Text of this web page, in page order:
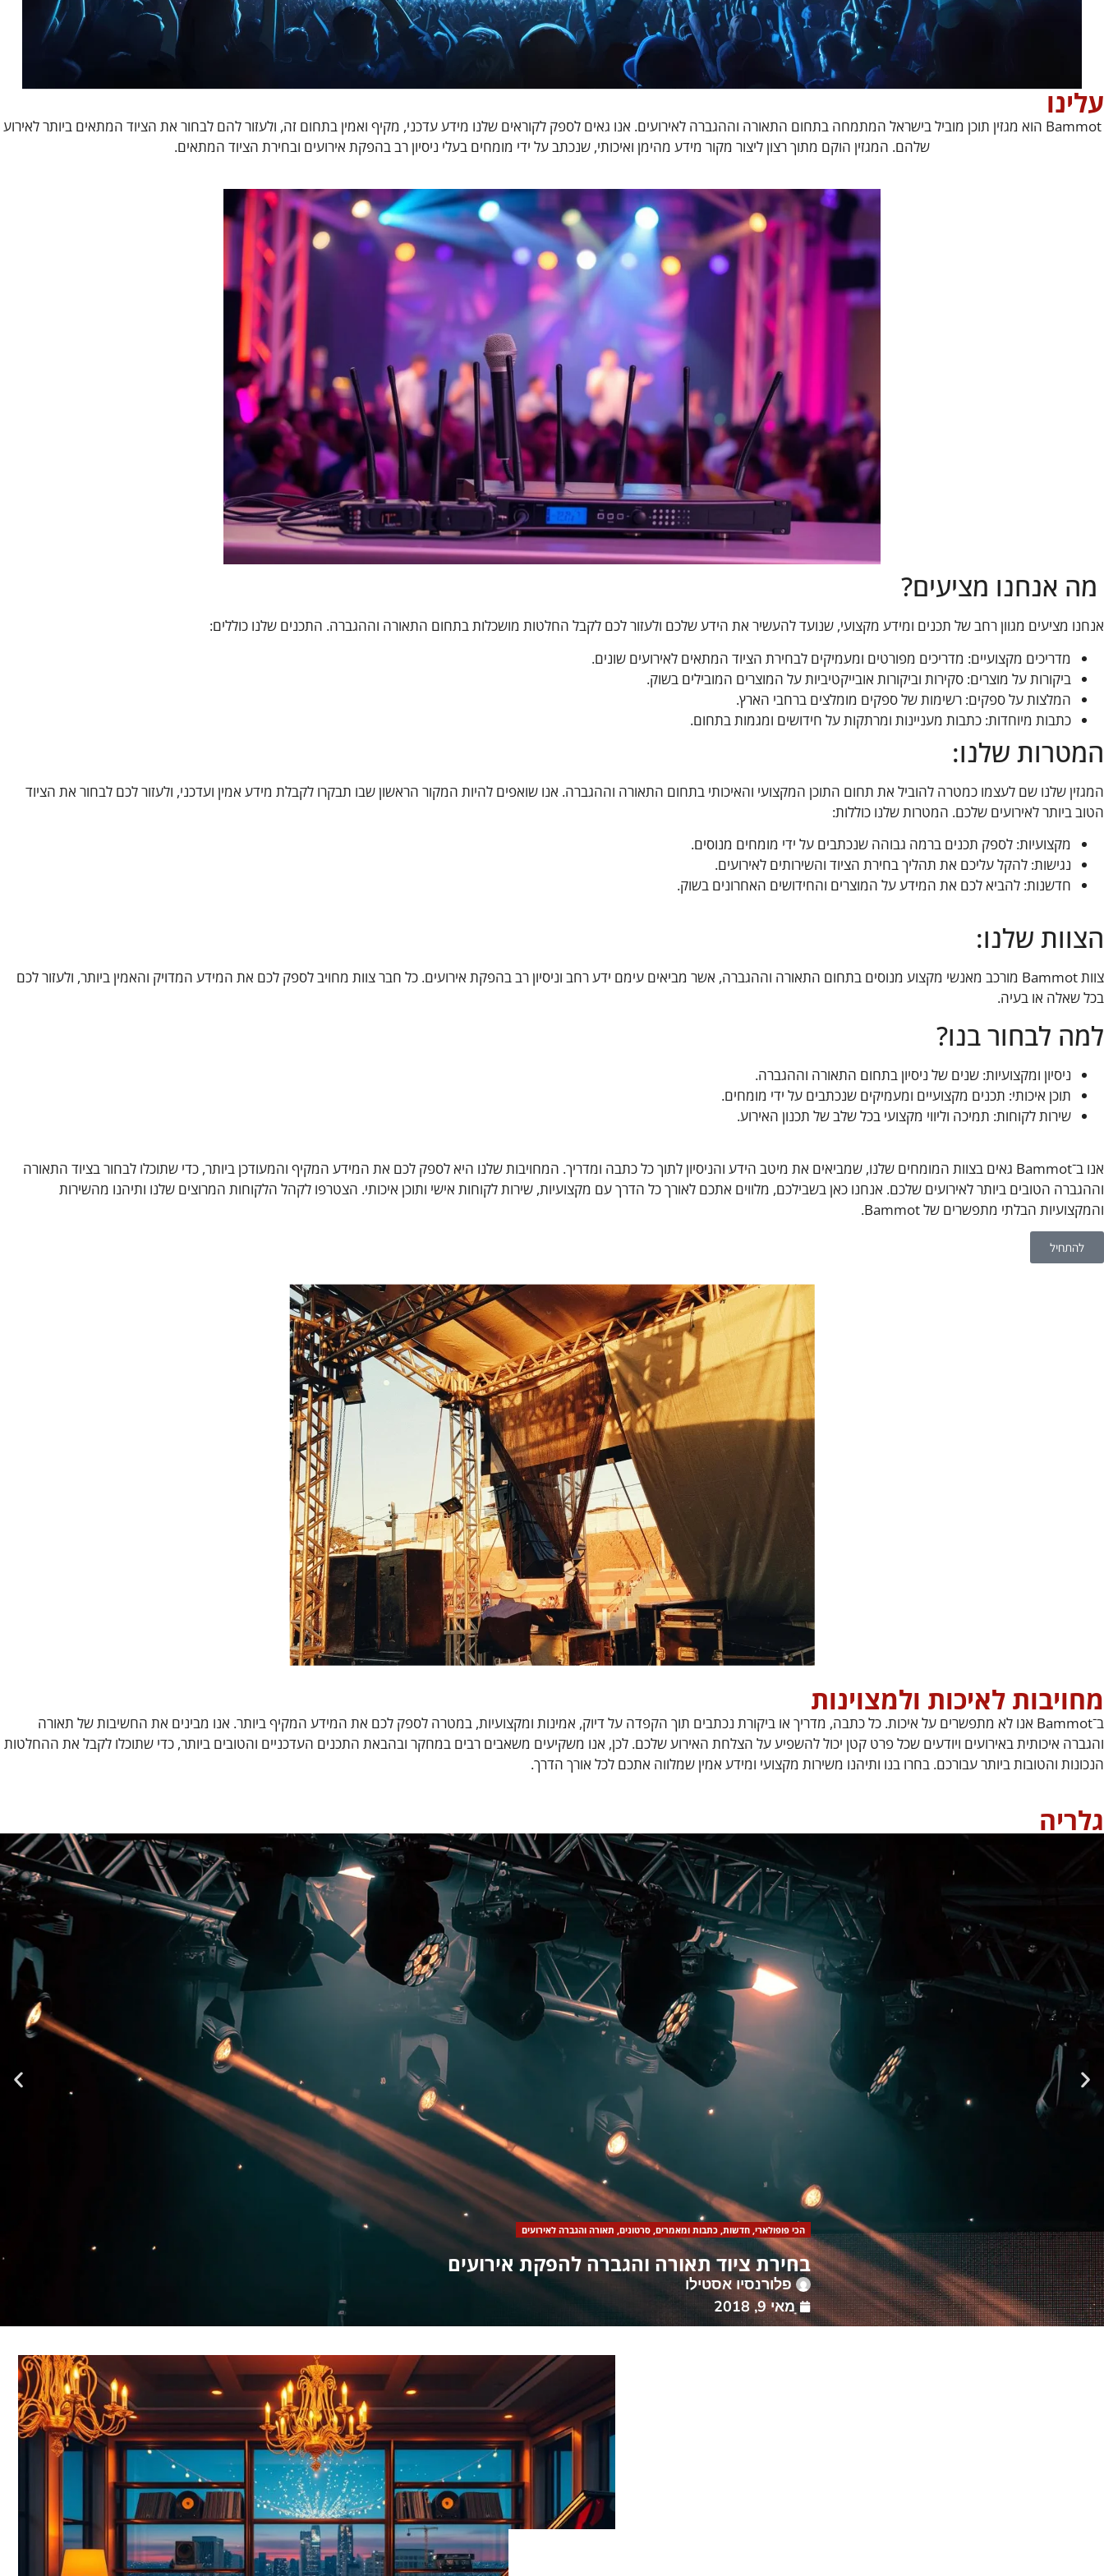
עלינו
Bammot הוא מגזין תוכן מוביל בישראל המתמחה בתחום התאורה וההגברה לאירועים. אנו גאים לספק לקוראים שלנו מידע עדכני, מקיף ואמין בתחום זה, ולעזור להם לבחור את הציוד המתאים ביותר לאירוע
שלהם. המגזין הוקם מתוך רצון ליצור מקור מידע מהימן ואיכותי, שנכתב על ידי מומחים בעלי ניסיון רב בהפקת אירועים ובחירת הציוד המתאים.
מה אנחנו מציעים?
אנחנו מציעים מגוון רחב של תכנים ומידע מקצועי, שנועד להעשיר את הידע שלכם ולעזור לכם לקבל החלטות מושכלות בתחום התאורה וההגברה. התכנים שלנו כוללים:
מדריכים מקצועיים: מדריכים מפורטים ומעמיקים לבחירת הציוד המתאים לאירועים שונים.
ביקורות על מוצרים: סקירות וביקורות אובייקטיביות על המוצרים המובילים בשוק.
המלצות על ספקים: רשימות של ספקים מומלצים ברחבי הארץ.
כתבות מיוחדות: כתבות מעניינות ומרתקות על חידושים ומגמות בתחום.
המטרות שלנו:
המגזין שלנו שם לעצמו כמטרה להוביל את תחום התוכן המקצועי והאיכותי בתחום התאורה וההגברה. אנו שואפים להיות המקור הראשון שבו תבקרו לקבלת מידע אמין ועדכני, ולעזור לכם לבחור את הציוד
הטוב ביותר לאירועים שלכם. המטרות שלנו כוללות:
מקצועיות: לספק תכנים ברמה גבוהה שנכתבים על ידי מומחים מנוסים.
נגישות: להקל עליכם את תהליך בחירת הציוד והשירותים לאירועים.
חדשנות: להביא לכם את המידע על המוצרים והחידושים האחרונים בשוק.
הצוות שלנו:
צוות Bammot מורכב מאנשי מקצוע מנוסים בתחום התאורה וההגברה, אשר מביאים עימם ידע רחב וניסיון רב בהפקת אירועים. כל חבר צוות מחויב לספק לכם את המידע המדויק והאמין ביותר, ולעזור לכם
בכל שאלה או בעיה.
למה לבחור בנו?
ניסיון ומקצועיות: שנים של ניסיון בתחום התאורה וההגברה.
תוכן איכותי: תכנים מקצועיים ומעמיקים שנכתבים על ידי מומחים.
שירות לקוחות: תמיכה וליווי מקצועי בכל שלב של תכנון האירוע.
אנו ב־Bammot גאים בצוות המומחים שלנו, שמביאים את מיטב הידע והניסיון לתוך כל כתבה ומדריך. המחויבות שלנו היא לספק לכם את המידע המקיף והמעודכן ביותר, כדי שתוכלו לבחור בציוד התאורה
וההגברה הטובים ביותר לאירועים שלכם. אנחנו כאן בשבילכם, מלווים אתכם לאורך כל הדרך עם מקצועיות, שירות לקוחות אישי ותוכן איכותי. הצטרפו לקהל הלקוחות המרוצים שלנו ותיהנו מהשירות
והמקצועיות הבלתי מתפשרים של Bammot.
להתחיל
מחויבות לאיכות ולמצוינות
ב־Bammot אנו לא מתפשרים על איכות. כל כתבה, מדריך או ביקורת נכתבים תוך הקפדה על דיוק, אמינות ומקצועיות, במטרה לספק לכם את המידע המקיף ביותר. אנו מבינים את החשיבות של תאורה
והגברה איכותית באירועים ויודעים שכל פרט קטן יכול להשפיע על הצלחת האירוע שלכם. לכן, אנו משקיעים משאבים רבים במחקר ובהבאת התכנים העדכניים והטובים ביותר, כדי שתוכלו לקבל את ההחלטות
הנכונות והטובות ביותר עבורכם. בחרו בנו ותיהנו משירות מקצועי ומידע אמין שמלווה אתכם לכל אורך הדרך.
גלריה
הכי פופולארי חדשות כתבות ומאמרים סרטונים תאורה והגברה לאירועים
בחירת ציוד תאורה והגברה להפקת אירועים
פלורנסיו אסטילו
מאי 9, 2018